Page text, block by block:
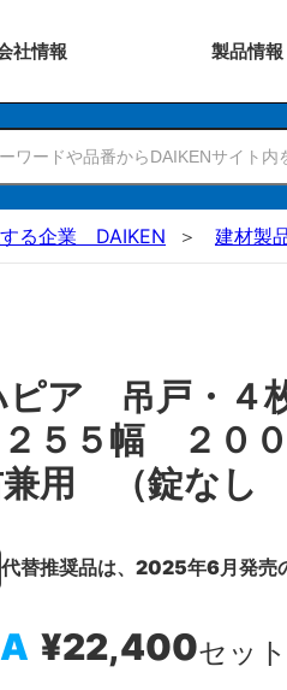
社情報 製品情報
する企業 DAIKEN 建材製
ピア 吊戸・
５５幅 ２０
用 （錠なし
代替推奨品は、2025年6月発売
¥22,400セット